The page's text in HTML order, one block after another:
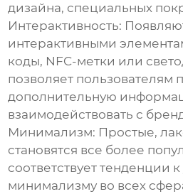
дизайна, специальных
Интерактивность:
интерактивными
коды, NFC-метки или
позволяет пользователям
дополнительную
взаимодействовать с
Минимализм: Простые,
становятся все более
соответствует тенденции
минимализму во всех